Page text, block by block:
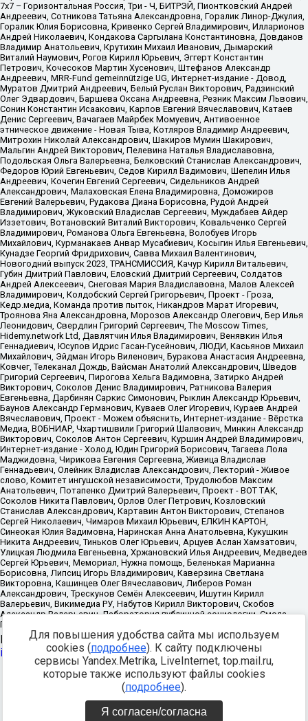
Источник:https://minjust.gov.ru/uploaded/files/reestr-
inostrannyih-agentov-22-03-2024.pdfданные на22.03.2024
Разработка -
Для повышения удобства сайта мы используем
cookies (подробнее). К сайту подключены
сервисы Yandex.Metrika, LiveInternet, top.mail.ru,
которые также используют файлы cookies
(подробнее).
Я согласен/согласна